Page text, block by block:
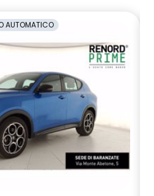
link 10,1''con Google integrato,
compatibile con Android
AUTOMATICO